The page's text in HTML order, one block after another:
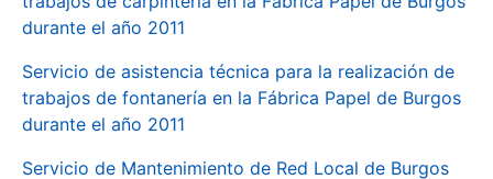
durante el año 2011
Servicio de asistencia técnica para la realización de
trabajos de fontanería en la Fábrica Papel de Burgos
durante el año 2011
Servicio de Mantenimiento de Red Local de Burgos